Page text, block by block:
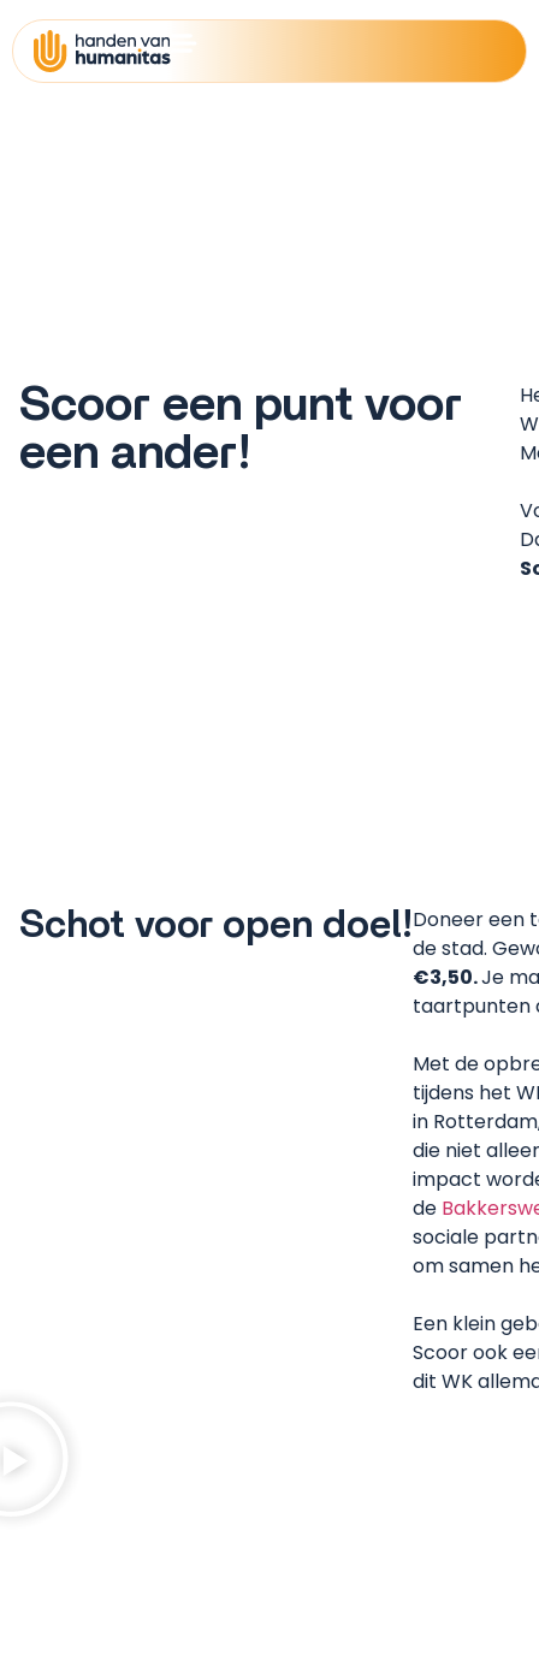
Scoor een punt voor
een ander!
Schot voor open doel!Doneer een
de stad.
€3,50.Je
taartpunten
Met de
tijdens het
in
die niet
impact
de
sociale
om samen
Een klein
Scoor ook
dit WK